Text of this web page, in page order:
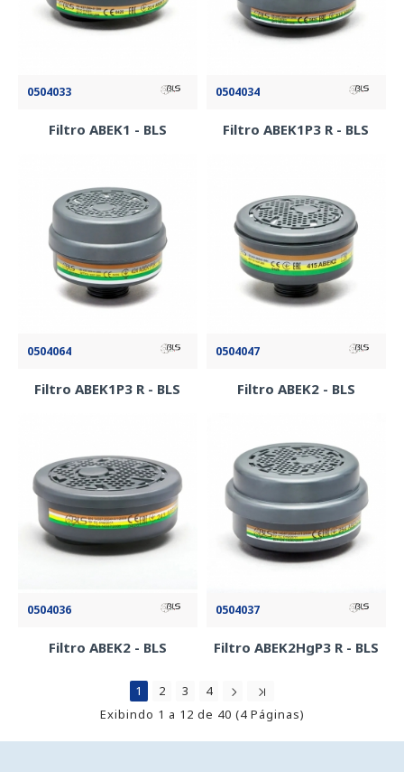
0504033
Filtro ABEK1 - BLS
0504034
Filtro ABEK1P3 R - BLS
0504064
Filtro ABEK1P3 R - BLS
0504047
Filtro ABEK2 - BLS
0504036
Filtro ABEK2 - BLS
0504037
Filtro ABEK2HgP3 R - BLS
1 2 3
4
Exibindo 1 a 12 de 40 (4 Páginas)